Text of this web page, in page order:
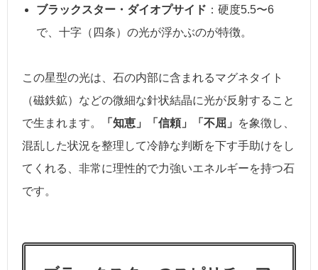
ブラックスター・ダイオプサイド ：硬度5.5〜6
で、十字（四条）の光が浮かぶのが特徴。
この星型の光は、石の内部に含まれるマグネタイト
（磁鉄鉱）などの微細な針状結晶に光が反射すること
で生まれます。
「知恵」「信頼」「不屈」
を象徴し、
混乱した状況を整理して冷静な判断を下す手助けをし
てくれる、非常に理性的で力強いエネルギーを持つ石
です。